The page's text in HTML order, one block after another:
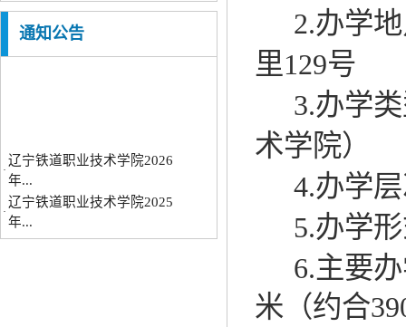
通知公告
年...
辽宁铁道职业技术学院2025
年...
2.办学
里129号
3.办学
术学院）
4.办学
5.办学
6.主要
米（约合3